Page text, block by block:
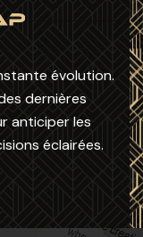
évolution.
dernières
anticiper les
éclairées.